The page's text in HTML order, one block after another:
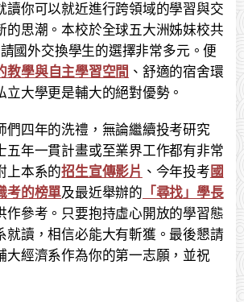
讀你可以就近進行跨領域的學習與交
的思潮。本校於全球五大洲姊妹校共
國外交換學生的選擇非常多元。便
教學與自主學習空間 、舒適的宿舍環
立大學更是輔大的絕對優勢。
們四年的洗禮，無論繼續投考研究
五年一貫計畫或至業界工作都有非常
上本系的招生宣傳影片 、今年投考國
考的榜單及最近舉辦的 「尋找」學長
作參考。只要抱持虛心開放的學習態
就讀，相信必能大有斬獲。最後懇請
大經濟系作為你的第一志願，並祝